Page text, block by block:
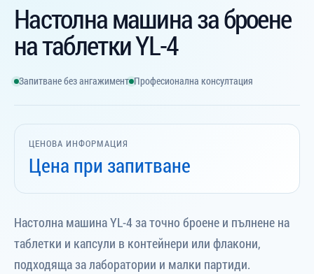
Настолна машина за броене
на таблетки YL-4
Запитване без ангажимент Професионална консултация
ЦЕНОВА ИНФОРМАЦИЯ
Цена при запитване
Настолна машина YL-4 за точно броене и пълнене на
таблетки и капсули в контейнери или флакони,
подходяща за лаборатории и малки партиди.